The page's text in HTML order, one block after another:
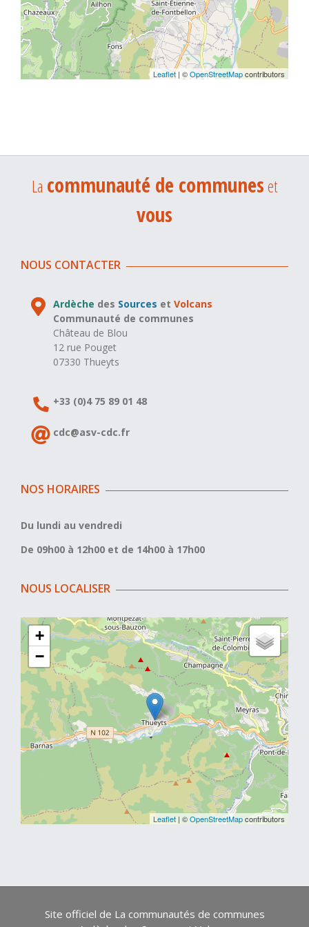
Leaflet| ©OpenStreetMapcontributors
La communauté de communeset
vous
NOUS CONTACTER
Ardèche des Sources etVolcans
Communauté de communes
Château de Blou
12 rue Pouget
07330 Thueyts
+33 (0)4 75 89 01 48
cdc@asv-cdc.fr
NOS HORAIRES
Du lundi au vendredi
De 09h00 à 12h00 et de 14h00 à 17h00
NOUS LOCALISER
+
−
Leaflet | ©OpenStreetMapcontributors
Site officiel de La communautés de communes